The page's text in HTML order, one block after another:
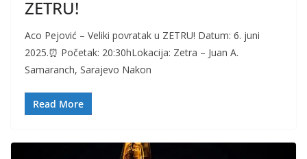
ZETRU!
Aco Pejović – Veliki povratak u ZETRU! Datum: 6. juni
2025.⏰ Početak: 20:30hLokacija: Zetra – Juan A.
Samaranch, Sarajevo Nakon
Read More